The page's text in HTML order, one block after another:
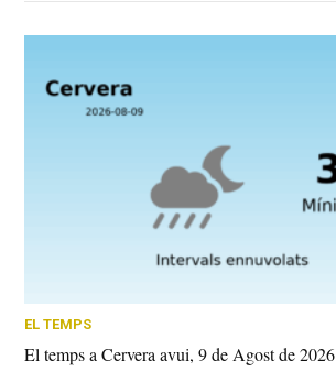
EL TEMPS
El temps a Cervera avui, 9 de Agost de 2026